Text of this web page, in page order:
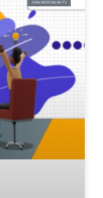
JASA VIDEO IKLAN TV